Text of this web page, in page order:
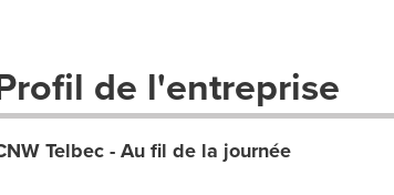
de l'entreprise
Telbec - Au fil de la journée